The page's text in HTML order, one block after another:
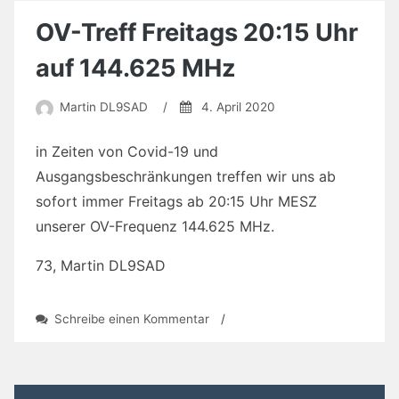
OV-Treff Freitags 20:15 Uhr
auf 144.625 MHz
Martin DL9SAD / 4. April 2020
in Zeiten von Covid-19 und
Ausgangsbeschränkungen treffen wir uns ab
sofort immer Freitags ab 20:15 Uhr MESZ
unserer OV-Frequenz 144.625 MHz.
73, Martin DL9SAD
Schreibe einen Kommentarzu
20:15
/